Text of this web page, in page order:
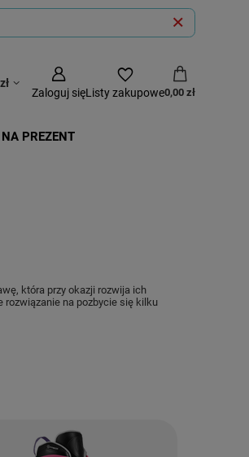
zł
Zaloguj sięListy zakupowe0,00 zł
PREZENT
która przy okazji rozwija ich
rozwiązanie na pozbycie się kilku